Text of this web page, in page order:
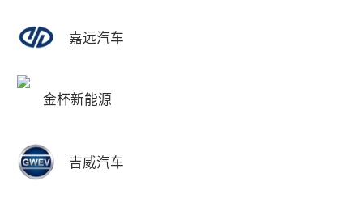
嘉远汽车
金杯新能源
吉威汽车